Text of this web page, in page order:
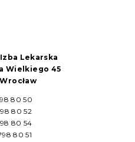
Lekarska
Wielkiego 45
80 50
80 52
80 54
80 51